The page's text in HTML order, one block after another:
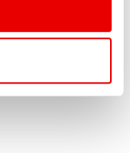
utanför
med Gerlach för